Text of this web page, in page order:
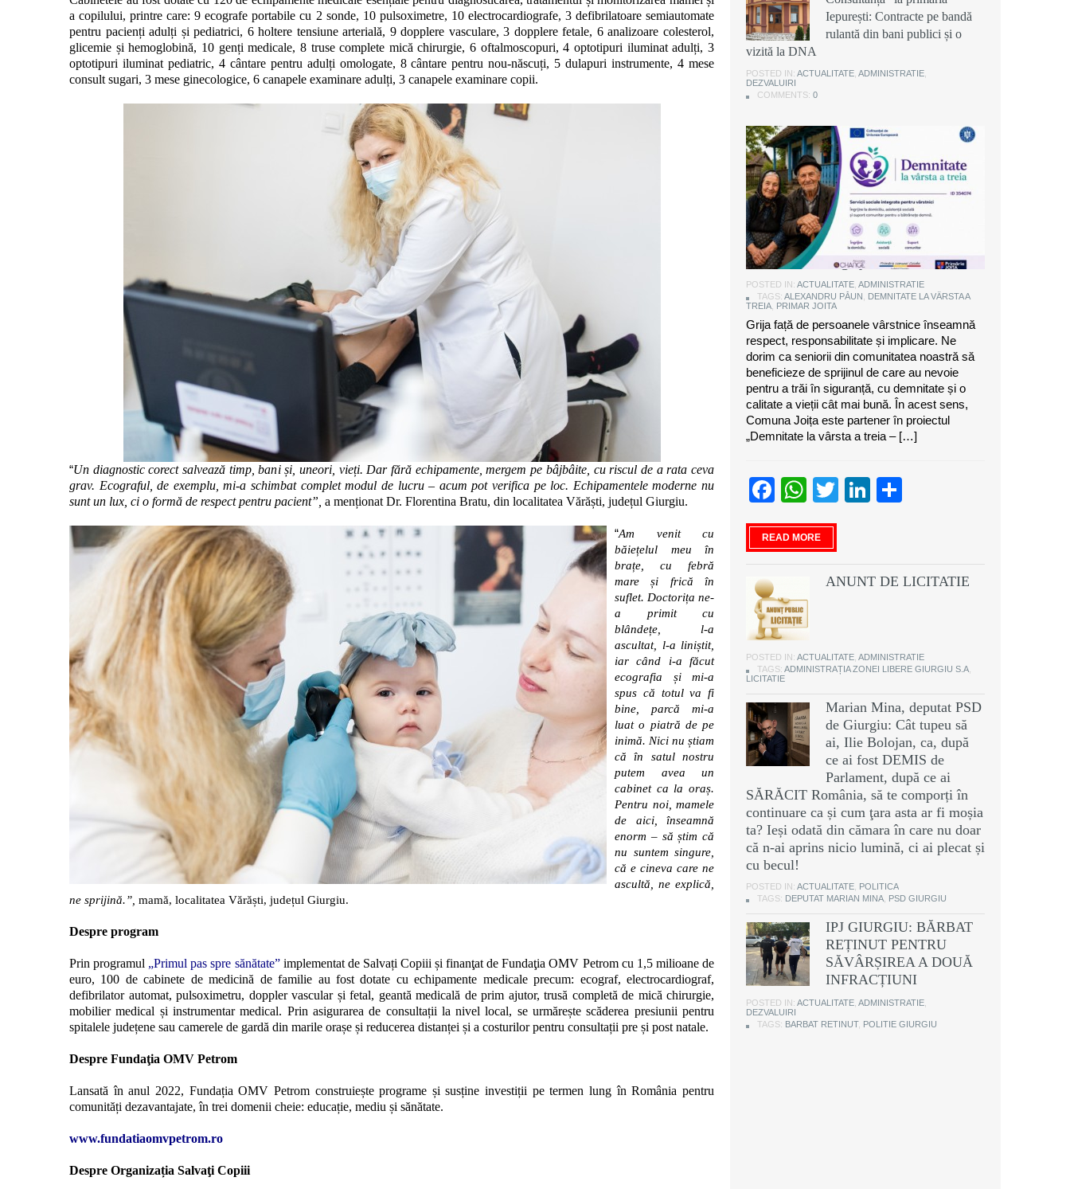
a copilului, printre care: 9 ecografe portabile cu 2 sonde, 10 pulsoximetre, 10 electrocardiografe, 3 defibrilatoare semiautomate
pentru pacienți adulți și pediatrici, 6 holtere tensiune arterială, 9 dopplere vasculare, 3 dopplere fetale, 6 analizoare colesterol,
glicemie și hemoglobină, 10 genți medicale, 8 truse complete mică chirurgie, 6 oftalmoscopuri, 4 optotipuri iluminat adulți, 3
optotipuri iluminat pediatric, 4 cântare pentru adulți omologate, 8 cântare pentru nou-născuți, 5 dulapuri instrumente, 4 mese
consult sugari, 3 mese ginecologice, 6 canapele examinare adulți, 3 canapele examinare copii.
“Un diagnostic corect salvează timp, bani și, uneori, vieți. Dar fără echipamente, mergem pe bâjbâite, cu riscul de a rata ceva
grav. Ecograful, de exemplu, mi-a schimbat complet modul de lucru – acum pot verifica pe loc. Echipamentele moderne nu
sunt un lux, ci o formă de respect pentru pacient” a menționat Dr. Florentina Bratu, din localitatea Vărăști, județul Giurgiu.
“Am venit cu
băiețelul meu în
brațe, cu febră
mare și frică în
suflet. Doctorița ne-
a primit cu
blândețe, l-a
ascultat, l-a liniștit,
iar când i-a făcut
ecografia și mi-a
spus că totul va fi
bine, parcă mi-a
luat o piatră de pe
inimă. Nici nu știam
că în satul nostru
putem avea un
cabinet ca la oraș.
Pentru noi, mamele
de aici, înseamnă
enorm – să știm că
nu suntem singure,
că e cineva care ne
ascultă, ne explică,
ne sprijină.”, mamă, localitatea Vărăști, județul Giurgiu.
Despre program
Prin programul „Primul pas spre sănătate”implementat de Salvați Copiii și finanţat de Fundaţia OMV Petrom cu 1,5 milioane de
euro, 100 de cabinete de medicină de familie au fost dotate cu echipamente medicale precum: ecograf, electrocardiograf,
defibrilator automat, pulsoximetru, doppler vascular și fetal, geantă medicală de prim ajutor, trusă completă de mică chirurgie,
mobilier medical și instrumentar medical. Prin asigurarea de consultații la nivel local, se urmărește scăderea presiunii pentru
spitalele județene sau camerele de gardă din marile orașe și reducerea distanței și a costurilor pentru consultații pre și post natale.
Despre Fundaţia OMV Petrom
Lansată în anul 2022, Fundația OMV Petrom construiește programe și susține investiții pe termen lung în România pentru
comunități dezavantajate, în trei domenii cheie: educație, mediu și sănătate.
www.fundatiaomvpetrom.ro
Despre Organizația Salvaţi Copiii
Iepurești: Contracte pe bandă
rulantă din bani publici și o
vizită la DNA
POSTED IN: ACTUALITATE ADMINISTRATIE
DEZVALUIRI
COMMENTS: 0
Alexandru Păun, primarul comunei
Joița: O comunitate puternică este
aceea care are grijă de seniorii săi
POSTED IN: ACTUALITATE ADMINISTRATIE
TAGS: ALEXANDRU PĂUN
DEMNITATE LA VÂRSTA A
TREIA PRIMAR JOITA
Grija față de persoanele vârstnice înseamnă
respect, responsabilitate și implicare. Ne
dorim ca seniorii din comunitatea noastră să
beneficieze de sprijinul de care au nevoie
pentru a trăi în siguranță, cu demnitate și o
calitate a vieții cât mai bună. În acest sens,
Comuna Joița este partener în proiectul
„Demnitate la vârsta a treia – […]
Facebook
WhatsApp
TwitterLinkedIn
READ MORE
ANUNT DE LICITATIE
POSTED IN: ACTUALITATE ADMINISTRATIE
TAGS: ADMINISTRAȚIA ZONEI LIBERE GIURGIU S.A
LICITATIE
Marian Mina, deputat PSD
de Giurgiu: Cât tupeu să
ai, Ilie Bolojan, ca, după
ce ai fost DEMIS de
Parlament, după ce ai
SĂRĂCIT România, să te comporți în
continuare ca și cum ţara asta ar fi moșia
ta? Ieși odată din cămara în care nu doar
că n-ai aprins nicio lumină, ci ai plecat și
cu becul!
POSTED IN: ACTUALITATE POLITICA
TAGS: DEPUTAT MARIAN MINA PSD GIURGIU
IPJ GIURGIU: BĂRBAT
REȚINUT PENTRU
SĂVÂRȘIREA A DOUĂ
INFRACȚIUNI
POSTED IN: ACTUALITATE ADMINISTRATIE
DEZVALUIRI
TAGS: BARBAT RETINUT, POLITIE GIURGIU